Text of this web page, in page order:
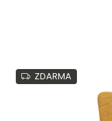
V
ý ZDARMA